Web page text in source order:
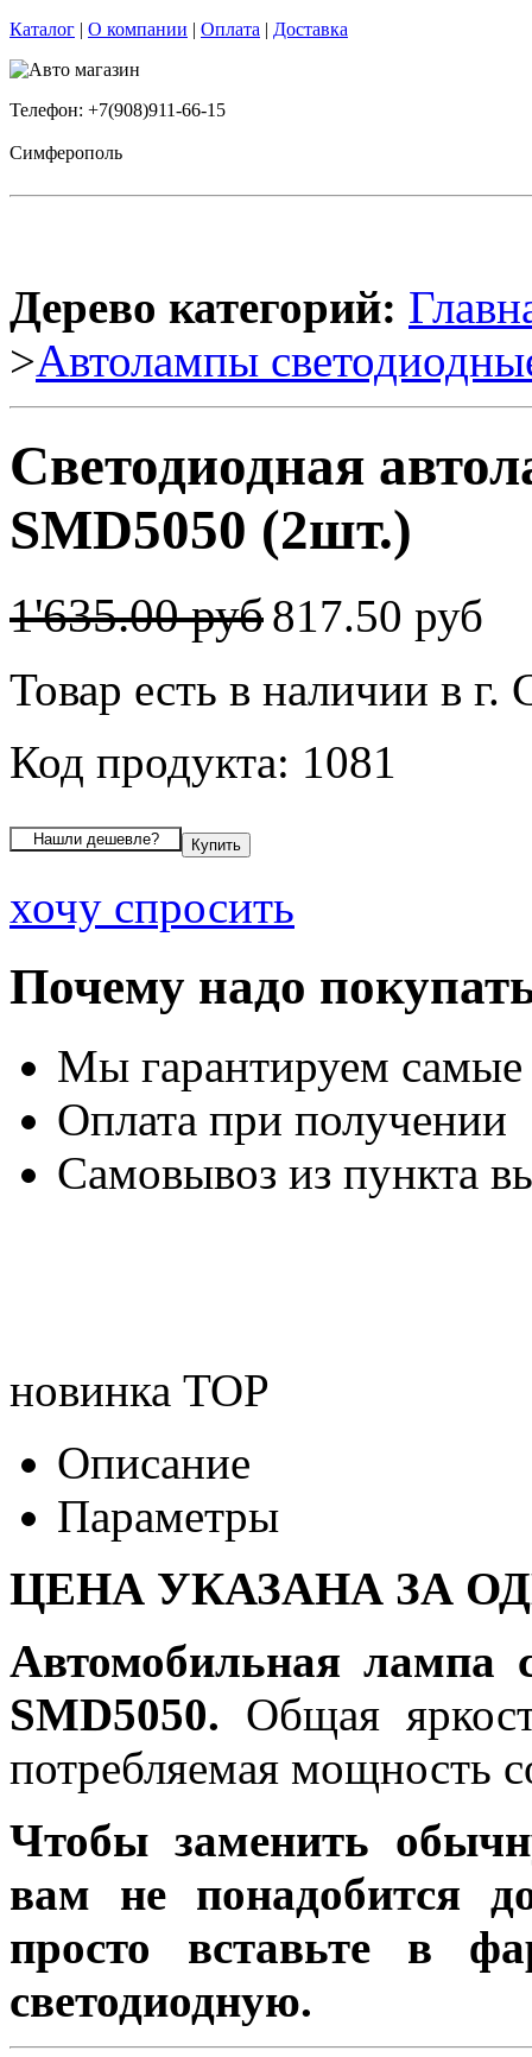
Каталог | О компании | Оплата | Доставка
Телефон: +7(908)911-66-15
Симферополь
Дерево категорий:
>Автолампы
Светодиодная
SMD5050 (2шт.)
1'635.00 руб817.50 руб
Товар есть в наличии в
Код продукта: 1081
хочу спросить
Почему надо
Мы гарантируем
Оплата при получении
Самовывоз из пункта
новинка TOP
Описание
Параметры
ЦЕНА УКАЗАНА ЗА
Автомобильная лампа
SMD5050. Общая
потребляемая мощность
Чтобы заменить
вам не понадобится
просто вставьте в
светодиодную.